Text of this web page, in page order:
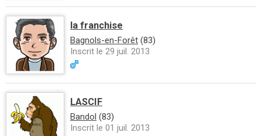
la franchise
Bagnols-en-Forêt (83)
Inscrit le 29 juil. 2013
LASCIF
Bandol (83)
Inscrit le 01 juil. 2013